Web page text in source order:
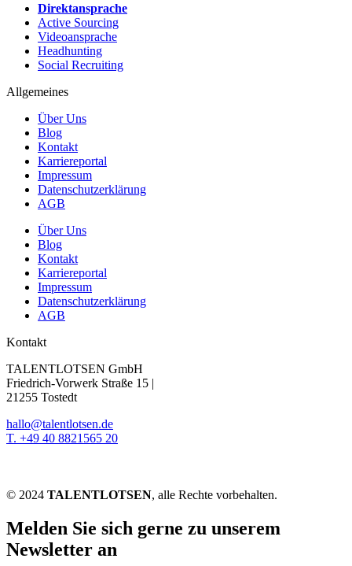
Direktansprache
Active Sourcing
Videoansprache
Headhunting
Social Recruiting
Allgemeines
Über Uns
Blog
Kontakt
Karriereportal
Impressum
Datenschutzerklärung
AGB
Über Uns
Blog
Kontakt
Karriereportal
Impressum
Datenschutzerklärung
AGB
Kontakt
TALENTLOTSEN GmbH
Friedrich-Vorwerk Straße 15 |
21255 Tostedt
hallo@talentlotsen.de
T. +49 40 8821565 20
© 2024 TALENTLOTSEN, alle Rechte vorbehalten.
Melden Sie sich gerne zu unserem
Newsletter an